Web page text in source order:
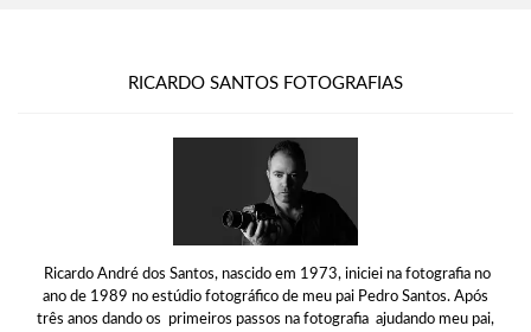
RICARDO SANTOS FOTOGRAFIAS
Ricardo André dos Santos, nascido em 1973, iniciei na fotografia no
ano de 1989 no estúdio fotográfico de meu pai Pedro Santos. Após
três anos dando os primeiros passos na fotografia ajudando meu pai,